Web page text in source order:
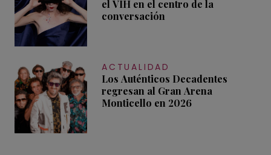
el VIH en el centro de la
conversación
ACTUALIDAD
Los Auténticos Decadentes
regresan al Gran Arena
Monticello en 2026